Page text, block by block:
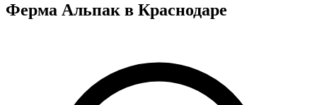
Ферма Альпак в Краснодаре